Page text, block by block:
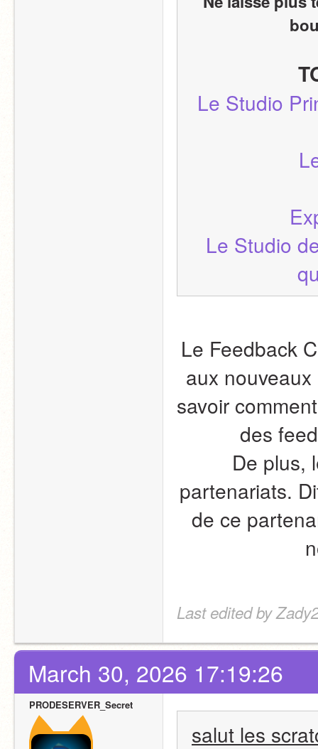
Le Feedback
aux
savoir
des
De plus,
partenariats.
de ce
Last edited by
March 30, 2026 17:19:26
PRODESERVER_Secret
salut les